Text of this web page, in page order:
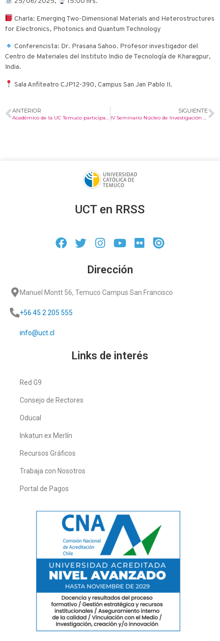
Charla: Emerging Two-Dimensional Materials and Heterostructures
for Electronics, Photonics and Quantum Technology
Conferencista: Dr. Prasana Sahoo. Profesor investigador del
Centro de Materiales del Instituto Indio de Tecnología de Kharagpur,
India.
Sala Anfiteatro CJP12-390, Campus San Jan Pablo II.
ANTERIOR SIGUIENTE
UCT en RRSS
Dirección
Manuel Montt 56, Temuco Campus San Francisco
+56 45 2 205 555
info@uct.cl
Links de interés
Red G9
Consejo de Rectores
Oducal
Inkatun ex Merlín
Recursos Gráficos
Trabaja con Nosotros
Portal de Pagos